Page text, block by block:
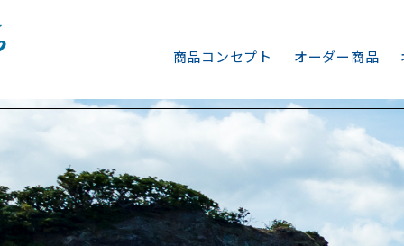
商品コンセプト オーダー商品